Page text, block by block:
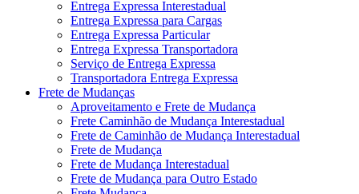
Entrega Expressa Interestadual
Entrega Expressa para Cargas
Entrega Expressa Particular
Entrega Expressa Transportadora
Serviço de Entrega Expressa
Transportadora Entrega Expressa
Frete de Mudanças
Aproveitamento e Frete de Mudança
Frete Caminhão de Mudança Interestadual
Frete de Caminhão de Mudança Interestadual
Frete de Mudança
Frete de Mudança Interestadual
Frete de Mudança para Outro Estado